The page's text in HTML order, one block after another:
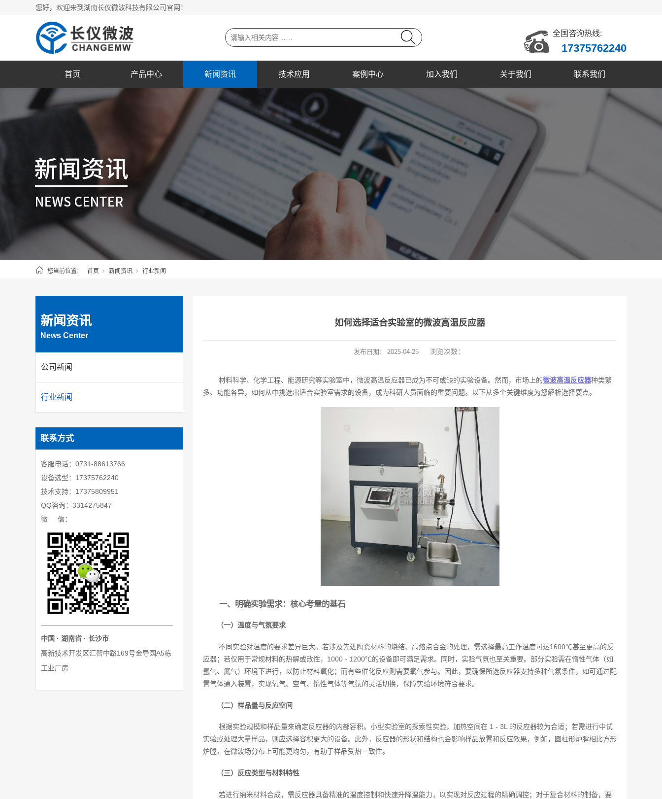
您好，欢迎来到湖南长仪微波科技有限公司官网！
全国咨询热线:
17375762240
首页 产品中心 新闻资讯 技术应用 案例中心 加入我们 关于我们 联系我们
您当前位置: 首页 新闻资讯 行业新闻
新闻资讯
News Center
公司新闻
行业新闻
联系方式
客服电话：0731-88613766
设备选型：17375762240
技术支持：17375809951
QQ咨询：3314275847
微 信：
中国 · 湖南省 · 长沙市
高新技术开发区汇智中路169号金导园A5栋
工业厂房
如何选择适合实验室的微波高温反应器
发布日期： 2025-04-25 浏览次数：
材料科学、化学工程、能源研究等实验室中，微波高温反应器已成为不可或缺的实验设备。然而，市场上的微波高温反应器种类繁
多、功能各异，如何从中挑选出适合实验室需求的设备，成为科研人员面临的重要问题。以下从多个关键维度为您解析选择要点。
一、明确实验需求：核心考量的基石
（一）温度与气氛要求
不同实验对温度的要求差异巨大。若涉及先进陶瓷材料的烧结、高熔点合金的处理，需选择最高工作温度可达1600℃甚至更高的反
应器；若仅用于常规材料的热解或改性，1000 - 1200℃的设备即可满足需求。同时，实验气氛也至关重要。部分实验需在惰性气体（如
氩气、氮气）环境下进行，以防止材料氧化；而有些催化反应则需要氧气参与。因此，要确保所选反应器支持多种气氛条件，如可通过配
置气体通入装置，实现氧气、空气、惰性气体等气氛的灵活切换，保障实验环境符合要求。
（二）样品量与反应空间
根据实验规模和样品量来确定反应器的内部容积。小型实验室的探索性实验，加热空间在 1 - 3L 的反应器较为合适；若需进行中试
实验或处理大量样品，则应选择容积更大的设备。此外，反应器的形状和结构也会影响样品放置和反应效果，例如，圆柱形炉膛相比方形
炉膛，在微波场分布上可能更均匀，有助于样品受热一致性。
（三）反应类型与材料特性
若进行纳米材料合成，需反应器具备精准的温度控制和快速升降温能力，以实现对反应过程的精确调控；对于复合材料的制备，要